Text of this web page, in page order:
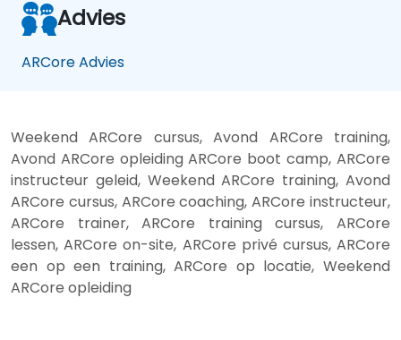
Advies
ARCore Advies
Weekend ARCore cursus, Avond ARCore training,
Avond ARCore opleiding ARCore boot camp, ARCore
instructeur geleid, Weekend ARCore training, Avond
ARCore cursus, ARCore coaching, ARCore instructeur,
ARCore trainer, ARCore training cursus, ARCore
lessen, ARCore on-site, ARCore privé cursus, ARCore
een op een training, ARCore op locatie, Weekend
ARCore opleiding